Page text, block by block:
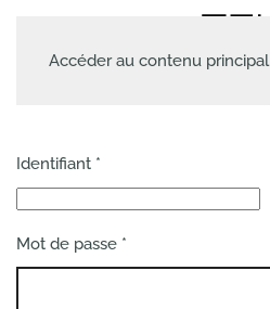
Accéder au contenu principal
Identifiant *
Mot de passe *